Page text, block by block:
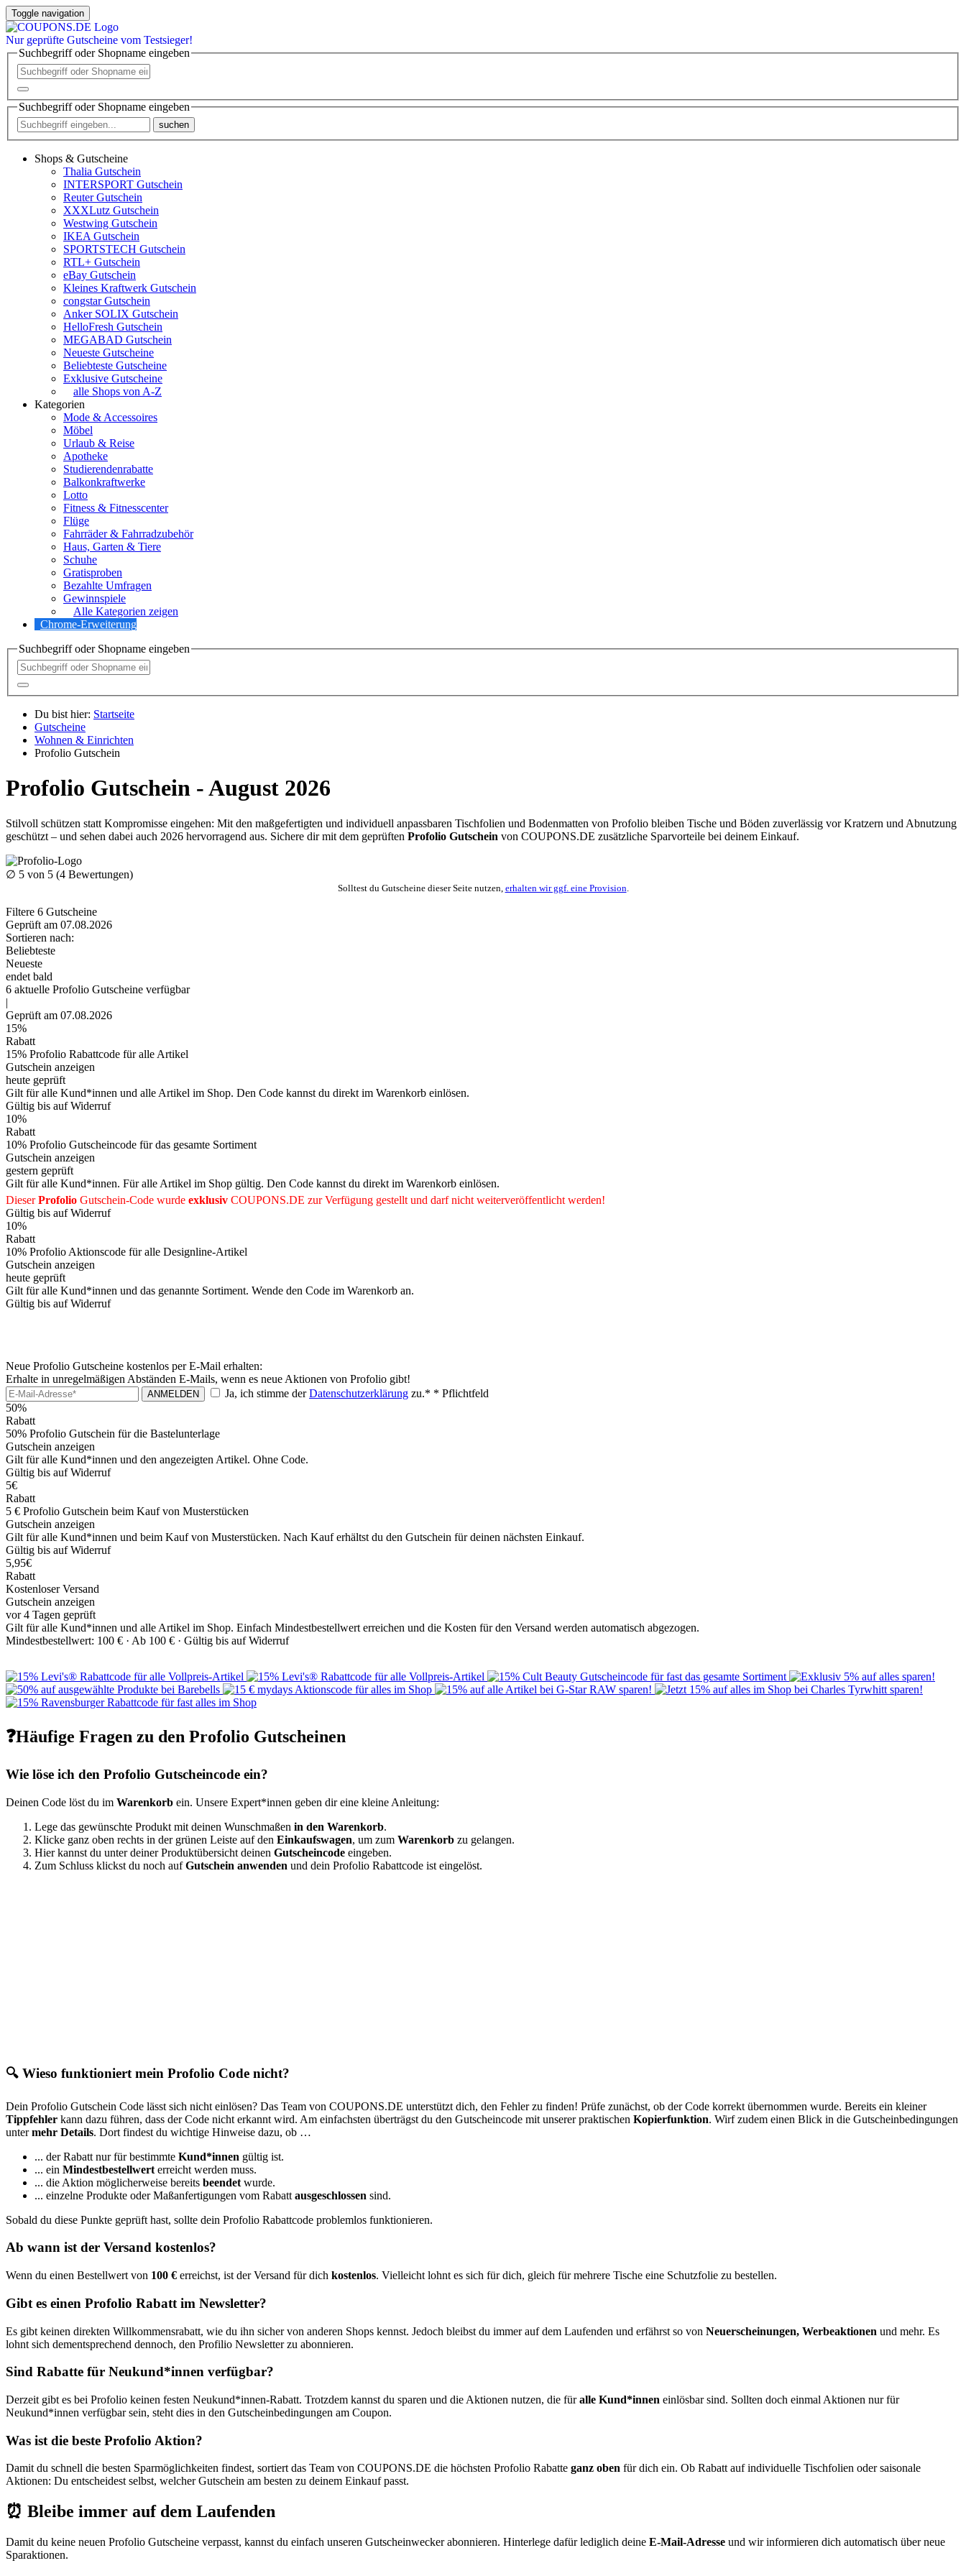
Toggle navigation
Nur geprüfte Gutscheine vom Testsieger!
Suchbegriff oder Shopname eingeben
Suchbegriff oder Shopname eingeben
suchen
Shops & Gutscheine
Thalia Gutschein
INTERSPORT Gutschein
Reuter Gutschein
XXXLutz Gutschein
Westwing Gutschein
IKEA Gutschein
SPORTSTECH Gutschein
RTL+ Gutschein
eBay Gutschein
Kleines Kraftwerk Gutschein
congstar Gutschein
Anker SOLIX Gutschein
HelloFresh Gutschein
MEGABAD Gutschein
Neueste Gutscheine
Beliebteste Gutscheine
Exklusive Gutscheine
alle Shops von A-Z
Kategorien
Mode & Accessoires
Möbel
Urlaub & Reise
Apotheke
Studierendenrabatte
Balkonkraftwerke
Lotto
Fitness & Fitnesscenter
Flüge
Fahrräder & Fahrradzubehör
Haus, Garten & Tiere
Schuhe
Gratisproben
Bezahlte Umfragen
Gewinnspiele
Alle Kategorien zeigen
Chrome-Erweiterung
Suchbegriff oder Shopname eingeben
Du bist hier: Startseite
Gutscheine
Wohnen & Einrichten
Profolio Gutschein
Profolio Gutschein - August 2026
Stilvoll schützen statt Kompromisse eingehen: Mit den maßgefertigten und individuell anpassbaren Tischfolien und Bodenmatten von Profolio bleiben Tische und Böden zuverlässig vor Kratzern und Abnutzung
geschützt – und sehen dabei auch 2026 hervorragend aus. Sichere dir mit dem geprüften Profolio Gutschein von COUPONS.DE zusätzliche Sparvorteile bei deinem Einkauf.
∅ 5 von 5 (4 Bewertungen)
Solltest du Gutscheine dieser Seite nutzen, erhalten wir ggf. eine Provision
Filtere 6 Gutscheine
Geprüft am 07.08.2026
Sortieren nach:
Beliebteste
Neueste
endet bald
6 aktuelle Profolio Gutscheine verfügbar
|
Geprüft am 07.08.2026
15%
Rabatt
15% Profolio Rabattcode für alle Artikel
Gutschein anzeigen
heute geprüft
Gilt für alle Kund*innen und alle Artikel im Shop. Den Code kannst du direkt im Warenkorb einlösen.
Gültig bis auf Widerruf
10%
Rabatt
10% Profolio Gutscheincode für das gesamte Sortiment
Gutschein anzeigen
gestern geprüft
Gilt für alle Kund*innen. Für alle Artikel im Shop gültig. Den Code kannst du direkt im Warenkorb einlösen.
DieserProfolio Gutschein-Code wurde exklusiv COUPONS.DE zur Verfügung gestellt und darf nicht weiterveröffentlicht werden!
Gültig bis auf Widerruf
10%
Rabatt
10% Profolio Aktionscode für alle Designline-Artikel
Gutschein anzeigen
heute geprüft
Gilt für alle Kund*innen und das genannte Sortiment. Wende den Code im Warenkorb an.
Gültig bis auf Widerruf
Neue Profolio Gutscheine kostenlos per E-Mail erhalten:
Erhalte in unregelmäßigen Abständen E-Mails, wenn es neue Aktionen von Profolio gibt!
ANMELDEN Ja, ich stimme derDatenschutzerklärung zu.* * Pflichtfeld
50%
Rabatt
50% Profolio Gutschein für die Bastelunterlage
Gutschein anzeigen
Gilt für alle Kund*innen und den angezeigten Artikel. Ohne Code.
Gültig bis auf Widerruf
5€
Rabatt
5 € Profolio Gutschein beim Kauf von Musterstücken
Gutschein anzeigen
Gilt für alle Kund*innen und beim Kauf von Musterstücken. Nach Kauf erhältst du den Gutschein für deinen nächsten Einkauf.
Gültig bis auf Widerruf
5,95€
Rabatt
Kostenloser Versand
Gutschein anzeigen
vor 4 Tagen geprüft
Gilt für alle Kund*innen und alle Artikel im Shop. Einfach Mindestbestellwert erreichen und die Kosten für den Versand werden automatisch abgezogen.
Mindestbestellwert: 100 € · Ab 100 € · Gültig bis auf Widerruf
❓Häufige Fragen zu den Profolio Gutscheinen
Wie löse ich den Profolio Gutscheincode ein?
Deinen Code löst du im Warenkorb ein. Unsere Expert*innen geben dir eine kleine Anleitung:
Lege das gewünschte Produkt mit deinen Wunschmaßen in den Warenkorb.
Klicke ganz oben rechts in der grünen Leiste auf den Einkaufswagen, um zum Warenkorb zu gelangen.
Hier kannst du unter deiner Produktübersicht deinen Gutscheincode eingeben.
Zum Schluss klickst du noch aufGutschein anwenden und dein Profolio Rabattcode ist eingelöst.
🔍 Wieso funktioniert mein Profolio Code nicht?
Dein Profolio Gutschein Code lässt sich nicht einlösen? Das Team von COUPONS.DE unterstützt dich, den Fehler zu finden! Prüfe zunächst, ob der Code korrekt übernommen wurde. Bereits ein kleiner
Tippfehler kann dazu führen, dass der Code nicht erkannt wird. Am einfachsten überträgst du den Gutscheincode mit unserer praktischen Kopierfunktion. Wirf zudem einen Blick in die Gutscheinbedingungen
untermehr Details. Dort findest du wichtige Hinweise dazu, ob …
... der Rabatt nur für bestimmte Kund*innen gültig ist.
... ein Mindestbestellwert erreicht werden muss.
... die Aktion möglicherweise bereits beendet wurde.
... einzelne Produkte oder Maßanfertigungen vom Rabatt ausgeschlossen sind.
Sobald du diese Punkte geprüft hast, sollte dein Profolio Rabattcode problemlos funktionieren.
Ab wann ist der Versand kostenlos?
Wenn du einen Bestellwert von 100 € erreichst, ist der Versand für dich kostenlos. Vielleicht lohnt es sich für dich, gleich für mehrere Tische eine Schutzfolie zu bestellen.
Gibt es einen Profolio Rabatt im Newsletter?
Es gibt keinen direkten Willkommensrabatt, wie du ihn sicher von anderen Shops kennst. Jedoch bleibst du immer auf dem Laufenden und erfährst so von Neuerscheinungen, Werbeaktionen und mehr. Es
lohnt sich dementsprechend dennoch, den Profilio Newsletter zu abonnieren.
Sind Rabatte für Neukund*innen verfügbar?
Derzeit gibt es bei Profolio keinen festen Neukund*innen-Rabatt. Trotzdem kannst du sparen und die Aktionen nutzen, die füralle Kund*innen einlösbar sind. Sollten doch einmal Aktionen nur für
Neukund*innen verfügbar sein, steht dies in den Gutscheinbedingungen am Coupon.
Was ist die beste Profolio Aktion?
Damit du schnell die besten Sparmöglichkeiten findest, sortiert das Team von COUPONS.DE die höchsten Profolio Rabatte ganz oben für dich ein. Ob Rabatt auf individuelle Tischfolien oder saisonale
Aktionen: Du entscheidest selbst, welcher Gutschein am besten zu deinem Einkauf passt.
⏰ Bleibe immer auf dem Laufenden
Damit du keine neuen Profolio Gutscheine verpasst, kannst du einfach unseren Gutscheinweckerabonnieren. Hinterlege dafür lediglich deine E-Mail-Adresse und wir informieren dich automatisch über neue
Sparaktionen.